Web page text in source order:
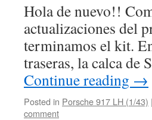
Hola de nuevo!!
actualizaciones del
terminamos el kit.
traseras, la calca
Continue reading →
Posted in Porsche 917 LH (1/43) |
comment